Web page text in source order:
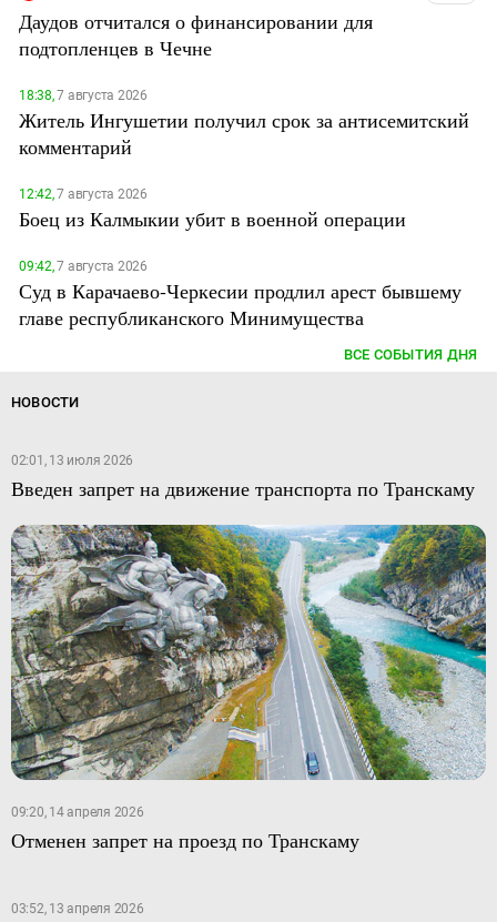
Даудов отчитался о финансировании для
подтопленцев в Чечне
18:38,7 августа 2026
Житель Ингушетии получил срок за антисемитский
комментарий
12:42,7 августа 2026
Боец из Калмыкии убит в военной операции
09:42,7 августа 2026
Суд в Карачаево-Черкесии продлил арест бывшему
главе республиканского Минимущества
ВСЕ СОБЫТИЯ ДНЯ
НОВОСТИ
02:01, 13 июля 2026
Введен запрет на движение транспорта по Транскаму
09:20, 14 апреля 2026
Отменен запрет на проезд по Транскаму
03:52, 13 апреля 2026